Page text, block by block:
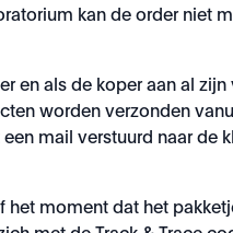
kan de order niet
en als de koper aan al
worden verzonden
mail verstuurd naar de
moment dat het